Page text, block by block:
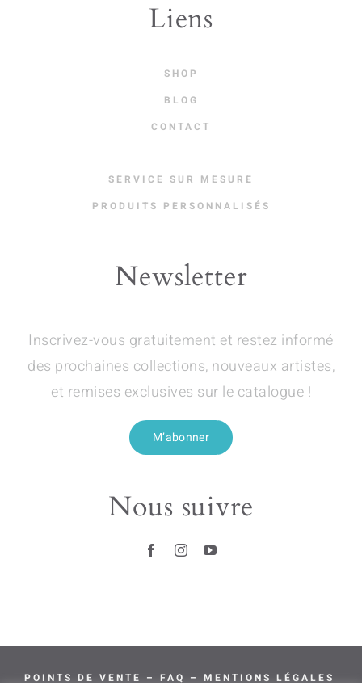
Liens
SHOP
BLOG
CONTACT
SERVICE SUR MESURE
PRODUITS PERSONNALISÉS
Newsletter
Inscrivez-vous gratuitement et restez informé
des prochaines collections, nouveaux artistes,
et remises exclusives sur le catalogue !
M’abonner
Nous suivre
POINTS DE VENTE – FAQ – MENTIONS LÉGALES